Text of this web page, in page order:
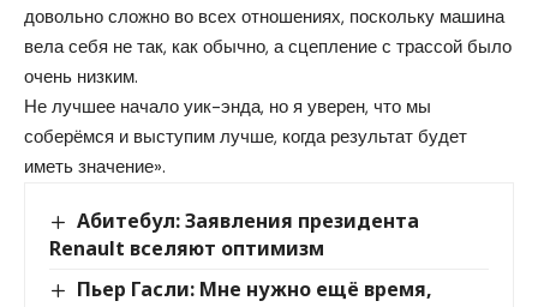
довольно сложно во всех отношениях, поскольку машина
вела себя не так, как обычно, а сцепление с трассой было
очень низким.
Не лучшее начало уик-энда, но я уверен, что мы
соберёмся и выступим лучше, когда результат будет
иметь значение».
Абитебул: Заявления президента
Renault вселяют оптимизм
Пьер Гасли: Мне нужно ещё время,